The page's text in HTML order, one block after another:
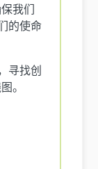
我们
的使命
寻找创
。